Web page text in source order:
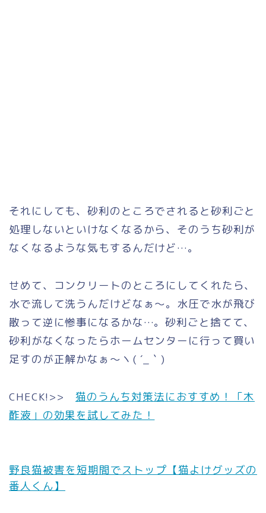
それにしても、砂利のところでされると砂利ごと
処理しないといけなくなるから、そのうち砂利が
なくなるような気もするんだけど…。
せめて、コンクリートのところにしてくれたら、
水で流して洗うんだけどなぁ～。水圧で水が飛び
散って逆に惨事になるかな…。砂利ごと捨てて、
砂利がなくなったらホームセンターに行って買い
足すのが正解かなぁ～ヽ( ´_｀)
CHECK! >> 猫のうんち対策法におすすめ！「木
酢液」の効果を試してみた！
野良猫被害を短期間でストップ【猫よけグッズの
番人くん】